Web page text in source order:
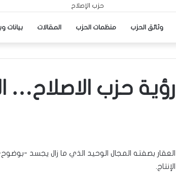
وثائق الحزب منظمات الحزب المقالات بيانات
رؤية حزب الاصلاح…
العقار بصفته المجال الوحيد الذي ما زال يجسد -
الإنتاج.